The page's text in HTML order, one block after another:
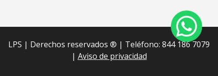
LPS | Derechos reservados ®︎ | Teléfono: 844 186 7079
| Aviso de privacidad